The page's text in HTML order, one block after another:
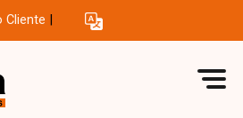
Cliente